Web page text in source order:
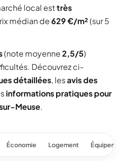
local esttrès
médian de629 €/m²(sur 5
(note moyenne2,5/5)
Découvrez ci-
détaillées, lesavis des
informations pratiques pour
Meuse.
Économie Logement